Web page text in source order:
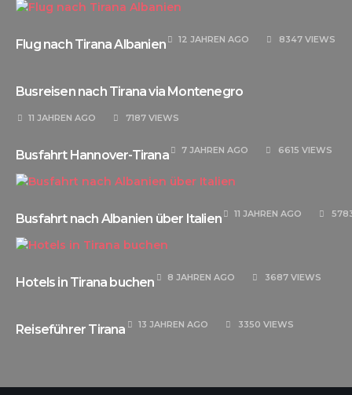
Flug nach Tirana Albanien 12 JAHREN AGO 8347 VIEWS
Busreisen nach Tirana via Montenegro
11 JAHREN AGO 7187 VIEWS
Busfahrt Hannover-Tirana 7 JAHREN AGO 6615 VIEWS
Busfahrt nach Albanien über Italien 11 JAHREN AGO
Hotels in Tirana buchen 8 JAHREN AGO 3687 VIEWS
Reiseführer Tirana 13 JAHREN AGO 3350 VIEWS